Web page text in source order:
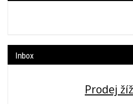
Inbox
Prodej